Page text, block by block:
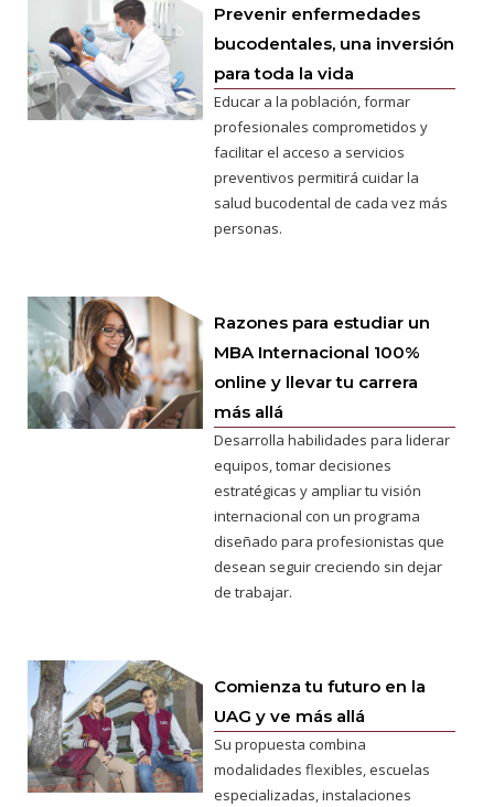
Prevenir enfermedades
bucodentales, una inversión
para toda la vida
Educar a la población, formar
profesionales comprometidos y
facilitar el acceso a servicios
preventivos permitirá cuidar la
salud bucodental de cada vez más
personas.
Razones para estudiar un
MBA Internacional 100%
online y llevar tu carrera
más allá
Desarrolla habilidades para liderar
equipos, tomar decisiones
estratégicas y ampliar tu visión
internacional con un programa
diseñado para profesionistas que
desean seguir creciendo sin dejar
de trabajar.
Comienza tu futuro en la
UAG y ve más allá
Su propuesta combina
modalidades flexibles, escuelas
especializadas, instalaciones